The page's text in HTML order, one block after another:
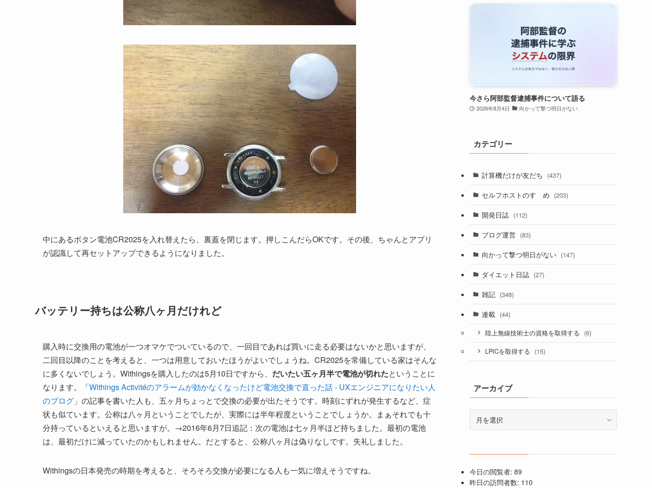
中にあるボタン電池CR2025を入れ替えたら、裏蓋を閉じます。押しこんだらOKです。その後、ちゃんとアプリ
が認識して再セットアップできるようになりました。
バッテリー持ちは公称八ヶ月だけれど
購入時に交換用の電池が一つオマケでついているので、一回目であれば買いに走る必要はないかと思いますが、
二回目以降のことを考えると、一つは用意しておいたほうがよいでしょうね。CR2025を常備している家はそんな
に多くないでしょう。Withingsを購入したのは5月10日ですから、 だいたい五ヶ月半で電池が切れたということに
なります。「Withings Activitéのアラームが効かなくなったけど電池交換で直った話 - UXエンジニアになりたい人
のブログ 」の記事を書いた人も、五ヶ月ちょっとで交換の必要が出たそうです。時刻にずれが発生するなど、症
状も似ています。公称は八ヶ月ということでしたが、実際には半年程度ということでしょうか。まぁそれでも十
分持っているといえると思いますが。→2016年6月7日追記：次の電池は七ヶ月半ほど持ちました。最初の電池
は、最初だけに減っていたのかもしれません。だとすると、公称八ヶ月は偽りなしです。失礼しました。
Withingsの日本発売の時期を考えると、そろそろ交換が必要になる人も一気に増えそうですね。
今さら阿部監督逮捕事件について語る
2026年8月4日 向かって撃つ明日がない
カテゴリー
計算機だけが友だち (437)
セルフホストのすゝめ (203)
開発日誌 (112)
ブログ運営 (83)
向かって撃つ明日がない (147)
ダイエット日誌 (27)
雑記 (348)
連載 (44)
陸上無線技術士の資格を取得する (6)
LPICを取得する (15)
アーカイブ
ブ
今日の閲覧者: 89
昨日の訪問者数: 110